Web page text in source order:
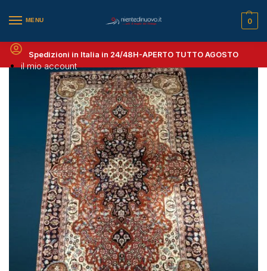
MENU
il mio account
0
Spedizioni in Italia in 24/48H-APERTO TUTTO AGOSTO